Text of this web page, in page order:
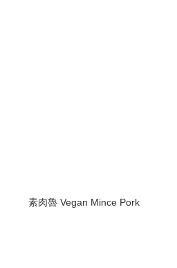
素肉魯 Vegan Mince Pork